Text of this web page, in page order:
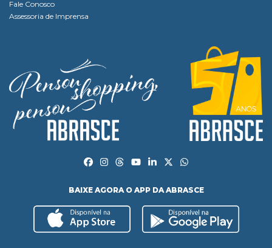
Fale Conosco
Assessoria de Imprensa
BAIXE AGORA O APP DA ABRASCE